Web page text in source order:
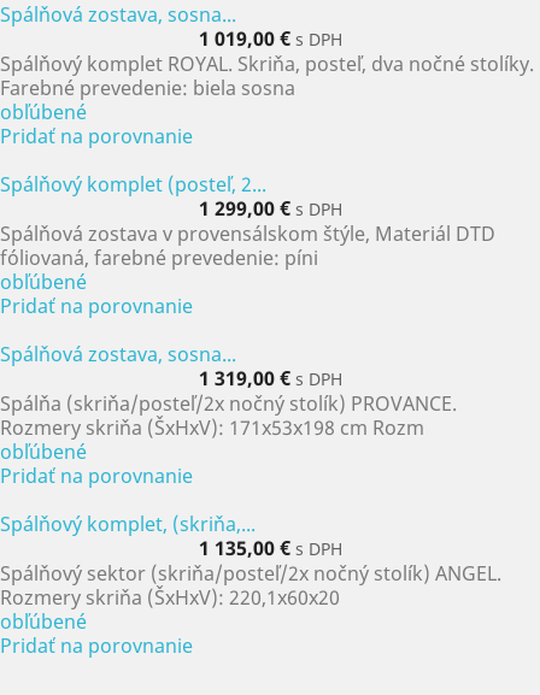
Spálňová zostava, sosna...
1 019,00 € s DPH
Spálňový komplet ROYAL. Skriňa, posteľ, dva nočné stolíky.
Farebné prevedenie: biela sosna
obľúbené
Pridať na porovnanie
Spálňový komplet (posteľ, 2...
1 299,00 € s DPH
Spálňová zostava v provensálskom štýle, Materiál DTD
fóliovaná, farebné prevedenie: píni
obľúbené
Pridať na porovnanie
Spálňová zostava, sosna...
1 319,00 € s DPH
Spálňa (skriňa/posteľ/2x nočný stolík) PROVANCE.
Rozmery skriňa (ŠxHxV): 171x53x198 cm Rozm
obľúbené
Pridať na porovnanie
Spálňový komplet, (skriňa,...
1 135,00 € s DPH
Spálňový sektor (skriňa/posteľ/2x nočný stolík) ANGEL.
Rozmery skriňa (ŠxHxV): 220,1x60x20
obľúbené
Pridať na porovnanie